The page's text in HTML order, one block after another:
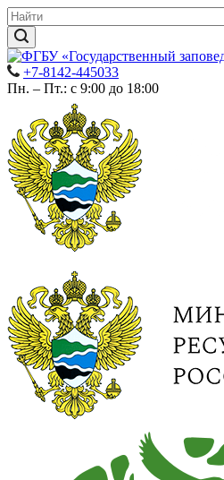
+7-8142-445033
Пн. – Пт.: с 9:00 до 18:00